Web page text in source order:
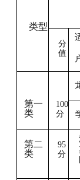
类型
分
值
第一
类
100
分
第二
类
95
分